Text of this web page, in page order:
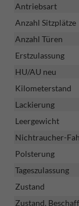
Antriebsart
Anzahl Sitzplätze
Anzahl Türen
Erstzulassung
HU/AU neu
Kilometerstand
Lackierung
Leergewicht
Nichtraucher-
Polsterung
Tageszulassung
Zustand
Zustand,